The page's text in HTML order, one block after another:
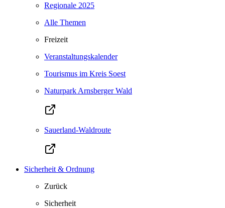
Regionale 2025
Alle Themen
Freizeit
Veranstaltungskalender
Tourismus im Kreis Soest
Naturpark Arnsberger Wald
Sauerland-Waldroute
Sicherheit & Ordnung
Zurück
Sicherheit